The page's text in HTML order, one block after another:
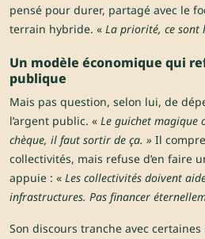
pensé pour durer, partagé avec le
terrain hybride. « La priorité, ce sont
Un modèle économique qui
publique
Mais pas question, selon lui, de
l’argent public. « Le guichet magique
chèque, il faut sortir de ça. » Il
collectivités, mais refuse d’en faire
appuie : « Les collectivités doivent
infrastructures. Pas financer
Son discours tranche avec